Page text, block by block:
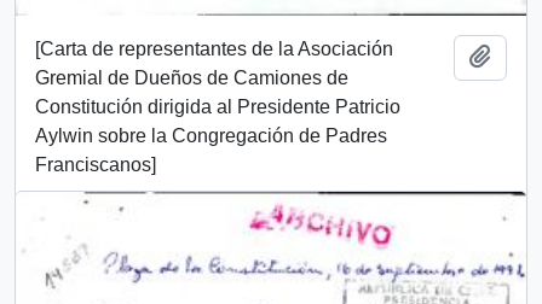
[Carta de representantes de la Asociación
Gremial de Dueños de Camiones de
Constitución dirigida al Presidente Patricio
Aylwin sobre la Congregación de Padres
Franciscanos]